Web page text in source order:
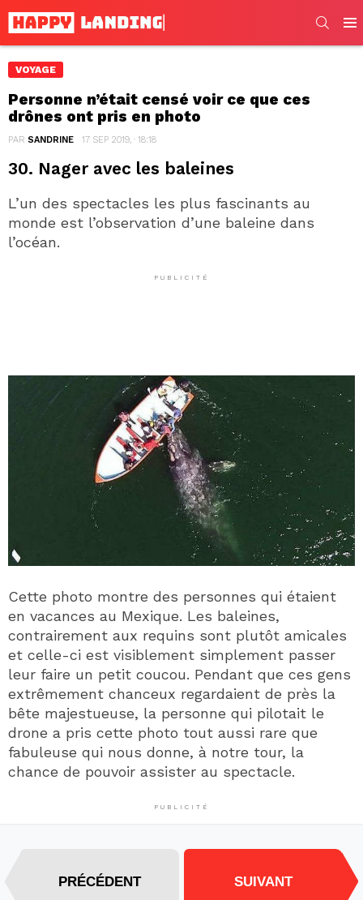
VOYAGE
Personne n’était censé voir ce que ces
drônes ont pris en photo
PAR SANDRINE 17 SEP 2019, · 18:18
30. Nager avec les baleines
L’un des spectacles les plus fascinants au
monde est l’observation d’une baleine dans
l’océan.
PUBLICITÉ
Cette photo montre des personnes qui étaient
en vacances au Mexique. Les baleines,
contrairement aux requins sont plutôt amicales
et celle-ci est visiblement simplement passer
leur faire un petit coucou. Pendant que ces gens
extrêmement chanceux regardaient de près la
bête majestueuse, la personne qui pilotait le
drone a pris cette photo tout aussi rare que
fabuleuse qui nous donne, à notre tour, la
chance de pouvoir assister au spectacle.
PUBLICITÉ
PRÉCÉDENT SUIVANT